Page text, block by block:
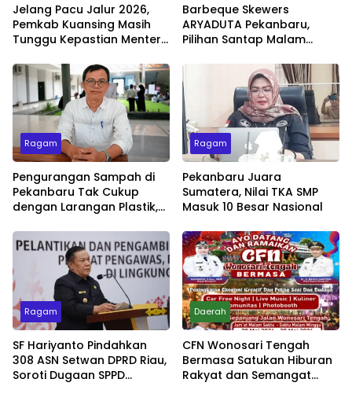
Jelang Pacu Jalur 2026,
Pemkab Kuansing Masih
Tunggu Kepastian Menteri
Barbeque Skewers
ARYADUTA Pekanbaru,
Pilihan Santap Malam
Ragam
Pengurangan Sampah di
Pekanbaru Tak Cukup
dengan Larangan Plastik,
Jadi Penentu
Ragam
Pekanbaru Juara
Sumatera, Nilai TKA SMP
Masuk 10 Besar Nasional
Ragam
SF Hariyanto Pindahkan
308 ASN Setwan DPRD Riau,
Soroti Dugaan SPPD
Daerah
CFN Wonosari Tengah
Bermasa Satukan Hiburan
Rakyat dan Semangat